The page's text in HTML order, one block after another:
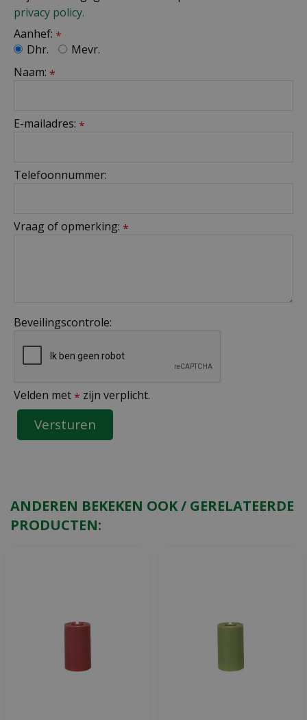
privacy policy.
Aanhef: *
Dhr.
Mevr.
Naam: *
E-mailadres: *
Telefoonnummer:
Vraag of opmerking: *
Beveilingscontrole:
Velden met * zijn verplicht.
ANDEREN BEKEKEN OOK / GERELATEERDE
PRODUCTEN: